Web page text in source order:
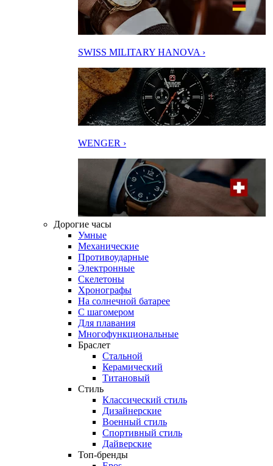
SWISS MILITARY HANOVA ›
WENGER ›
Дорогие часы
Умные
Механические
Противоударные
Электронные
Скелетоны
Хронографы
На солнечной батарее
С шагомером
Для плавания
Многофункциональные
Браслет
Стальной
Керамический
Титановый
Стиль
Классический стиль
Дизайнерские
Военный стиль
Спортивный стиль
Дайверские
Топ-бренды